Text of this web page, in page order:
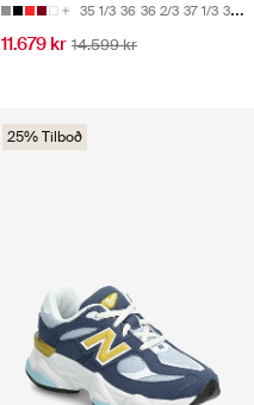
35 1/3 36 36 2/3 37 1/3 38
11.679 kr 14.599 kr
25% Tilboð